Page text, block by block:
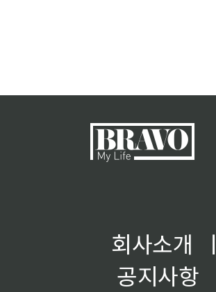
회사소개 ㅣ
공지사항